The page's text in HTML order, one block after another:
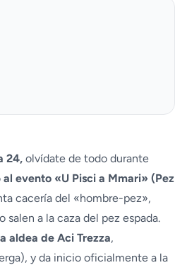
24, olvídate de todo durante
al evento «U Pisci a Mmari» (Pez
cacería del «hombre-pez»,
a la caza del pez espada.
aldea de Aci Trezza,
y da inicio oficialmente a la